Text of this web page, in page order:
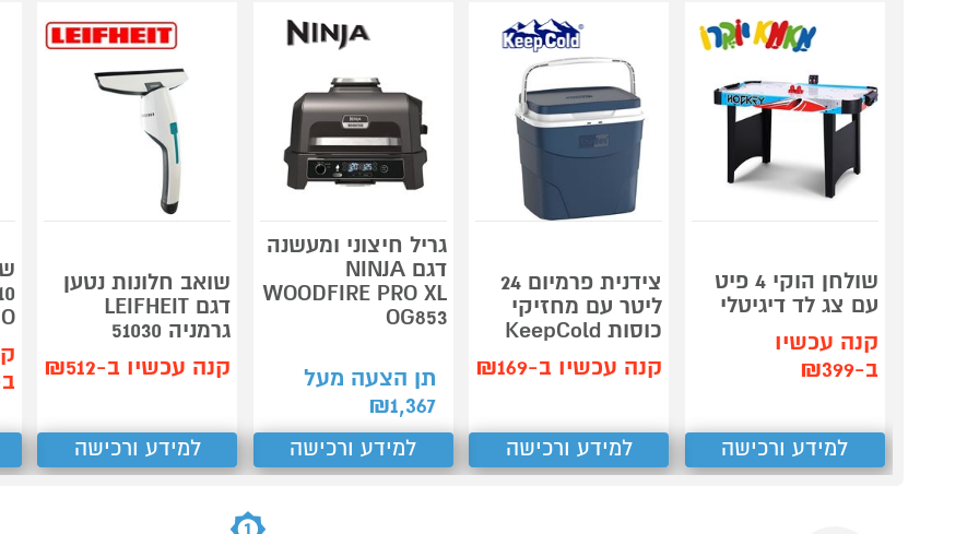
שולחן הוקי 4 פיט
עם צג לד דיגיטלי
קנה עכשיו
ב-₪399
למידע ורכישה
צידנית פרמיום 24
ליטר עם מחזיקי
כוסות KeepCold
קנה עכשיו ב-₪169
למידע ורכישה
גריל חיצוני ומעשנה
דגם NINJA
WOODFIRE PRO XL
OG853
תן הצעה מעל
1,367
₪
למידע ורכישה
שואב חלונות נטען
דגם LEIFHEIT
גרמניה 51030
קנה עכשיו ב-₪512
למידע ורכישה
ב-